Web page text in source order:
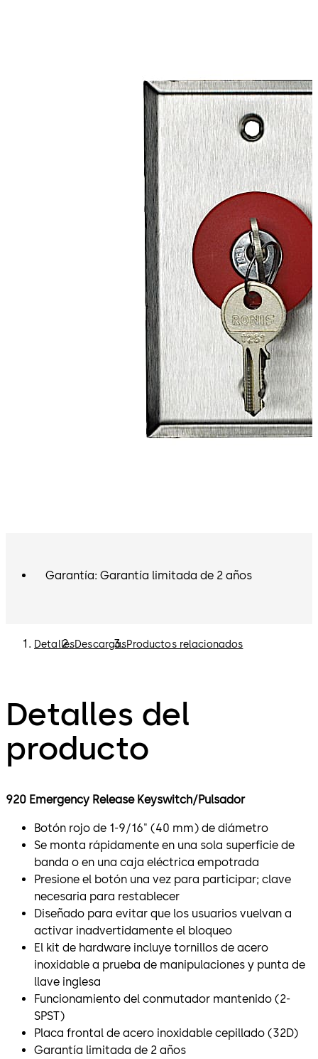
versión de emergencia RCI 920 utiliza una operación de
conmutador mantenida (2-SPST).
Garantía: Garantía limitada de 2 años
DetallesDescargasProductos relacionados
Detalles del
producto
920 Emergency Release Keyswitch/Pulsador
Botón rojo de 1-9/16" (40 mm) de diámetro
Se monta rápidamente en una sola superficie de
banda o en una caja eléctrica empotrada
Presione el botón una vez para participar; clave
necesaria para restablecer
Diseñado para evitar que los usuarios vuelvan a
activar inadvertidamente el bloqueo
El kit de hardware incluye tornillos de acero
inoxidable a prueba de manipulaciones y punta de
llave inglesa
Funcionamiento del conmutador mantenido (2-
SPST)
Placa frontal de acero inoxidable cepillado (32D)
Garantía limitada de 2 años